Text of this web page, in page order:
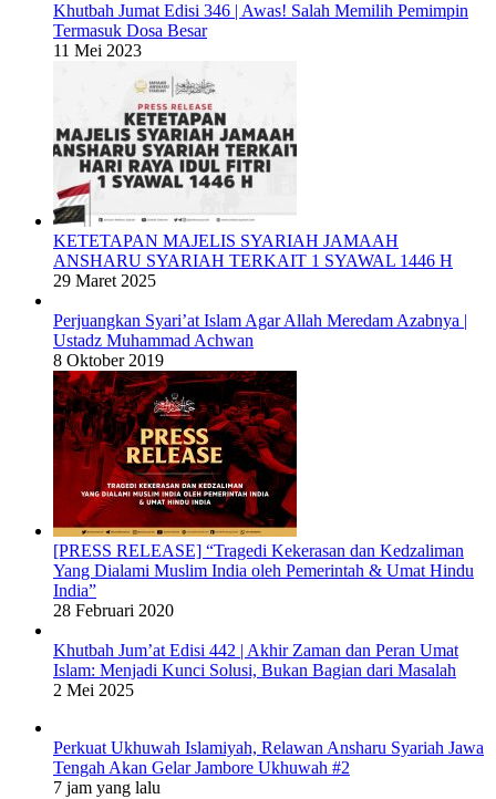
Khutbah Jumat Edisi 346 | Awas! Salah Memilih Pemimpin
Termasuk Dosa Besar
11 Mei 2023
KETETAPAN MAJELIS SYARIAH JAMAAH
ANSHARU SYARIAH TERKAIT 1 SYAWAL 1446 H
29 Maret 2025
Perjuangkan Syari’at Islam Agar Allah Meredam Azabnya |
Ustadz Muhammad Achwan
8 Oktober 2019
[PRESS RELEASE] “Tragedi Kekerasan dan Kedzaliman
Yang Dialami Muslim India oleh Pemerintah & Umat Hindu
India”
28 Februari 2020
Khutbah Jum’at Edisi 442 | Akhir Zaman dan Peran Umat
Islam: Menjadi Kunci Solusi, Bukan Bagian dari Masalah
2 Mei 2025
Perkuat Ukhuwah Islamiyah, Relawan Ansharu Syariah Jawa
Tengah Akan Gelar Jambore Ukhuwah #2
7 jam yang lalu